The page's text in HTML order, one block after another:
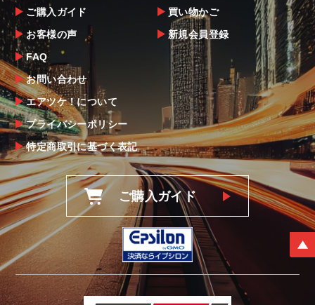
ご購入ガイド
お客様の声
FAQ
お問い合わせ
エアツケ！について
プライバシーポリシー
特定商取引に基づく表記
買い物かご
新規会員登録
ご購入ガイド